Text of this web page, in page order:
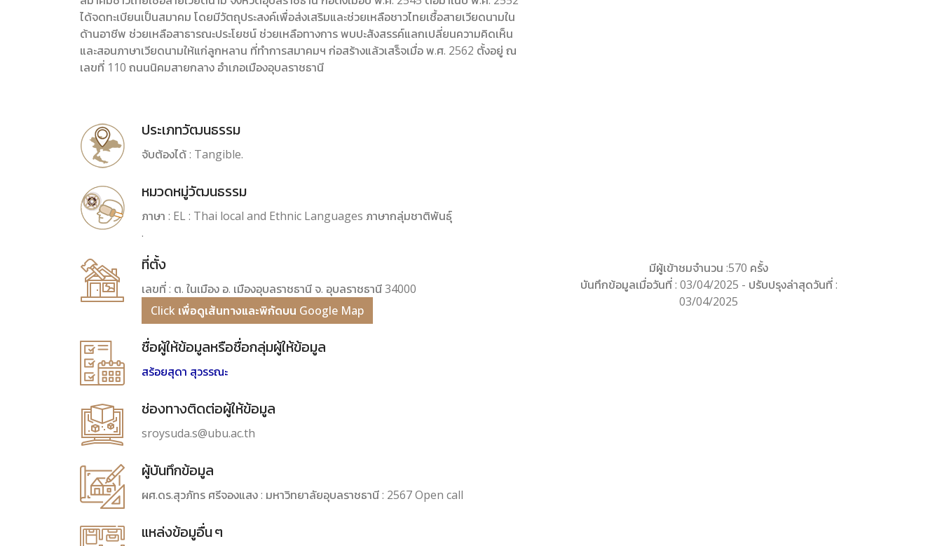
ได้จดทะเบียนเป็นสมาคม โดยมีวัตถุประสงค์เพื่อส่งเสริมและช่วยเหลือชาวไทยเชื้อสายเวียดนามใน
ด้านอาชีพ ช่วยเหลือสาธารณะประโยชน์ ช่วยเหลือทางการ พบปะสังสรรค์แลกเปลี่ยนความคิดเห็น
และสอนภาษาเวียดนามให้แก่ลูกหลาน ที่ทำการสมาคมฯ ก่อสร้างแล้วเสร็จเมื่อ พ.ศ. 2562 ตั้งอยู่ ณ
เลขที่ 110 ถนนนิคมสายกลาง อำเภอเมืองอุบลราชธานี
ประเภทวัฒนธรรม
จับต้องได้ : Tangible.
หมวดหมู่วัฒนธรรม
ภาษา : EL : Thai local and Ethnic Languages ภาษากลุ่มชาติพันธุ์
.
ที่ตั้ง
เลขที่ : ต. ในเมือง อ. เมืองอุบลราชธานี จ. อุบลราชธานี 34000
Click เพื่อดูเส้นทางและพิกัดบน Google Map
ชื่อผู้ให้ข้อมูลหรือชื่อกลุ่มผู้ให้ข้อมูล
สร้อยสุดา สุวรรณะ
ช่องทางติดต่อผู้ให้ข้อมูล
sroysuda.s@ubu.ac.th
ผู้บันทึกข้อมูล
ผศ.ดร.สุวภัทร ศรีจองแสง : มหาวิทยาลัยอุบลราชธานี : 2567 Open call
แหล่งข้อมูอื่น ๆ
มีผู้เข้าชมจำนวน :570 ครั้ง
บันทึกข้อมูลเมื่อวันที่ : 03/04/2025 - ปรับปรุงล่าสุดวันที่ :
03/04/2025